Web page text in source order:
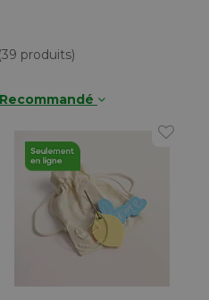
(39 produits)
Recommandé